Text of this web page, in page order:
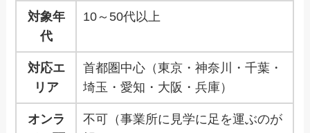
対象年
代
10～50代以上
対応エ
リア
首都圏中心（東京・神奈川・千葉・
埼玉・愛知・大阪・兵庫）
オンラ
不可（事業所に見学に足を運ぶのが